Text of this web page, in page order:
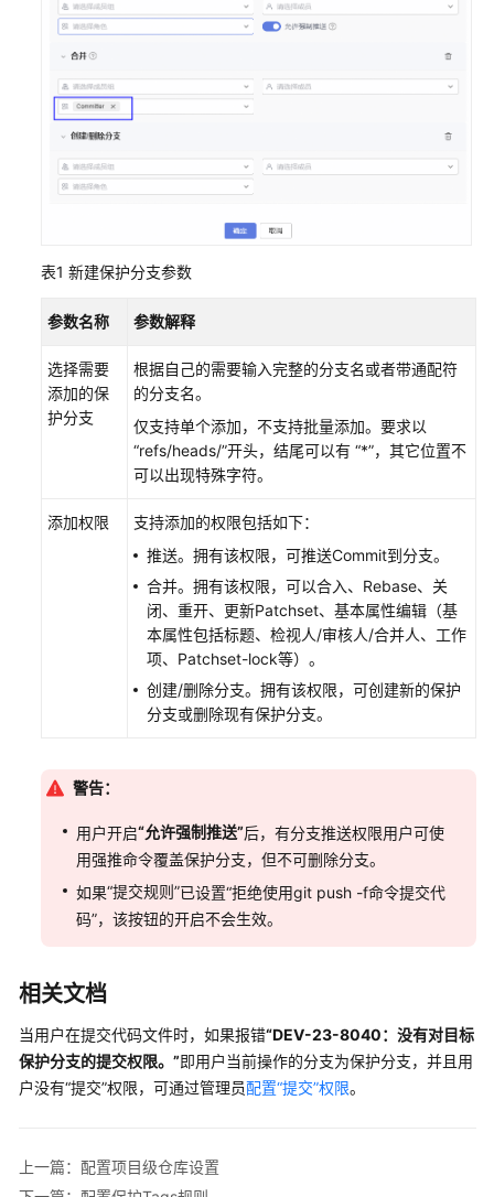
资
源
池
购
买
配
CodeArts
目
环
人
配
Repo
目
置
项
目
库
设
表1 新建保护分支参数
参数名称 参数解释
选择需要
添加的保
护分支
根据自己的需要输入完整的分支名或者带通配符
的分支名。
仅支持单个添加，不支持批量添加。要求以
“refs/heads/”开头，结尾可以有 “*”，其它位置不
可以出现特殊字符。
添加权限
支持添加的权限包括如下：
推送。拥有该权限，可推送Commit到分支。
合并。拥有该权限，可以合入、Rebase、关
闭、重开、更新Patchset、基本属性编辑（基
本属性包括标题、检视人/审核人/合并人、工作
项、Patchset-lock等）。
创建/删除分支。拥有该权限，可创建新的保护
分支或删除现有保护分支。
警告：
用户开启“允许强制推送”后，有分支推送权限用户可使
用强推命令覆盖保护分支，但不可删除分支。
如果“提交规则”已设置“拒绝使用git push -f命令提交代
码”，该按钮的开启不会生效。
相关文档
当用户在提交代码文件时，如果报错“DEV-23-8040：没有对目标
保护分支的提交权限。”即用户当前操作的分支为保护分支，并且用
户没有“提交”权限，可通过管理员配置“提交”权限。
上一篇：配置项目级仓库设置